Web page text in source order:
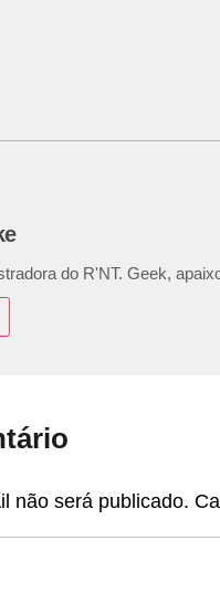
do R'NT. Geek,
não será publicado.